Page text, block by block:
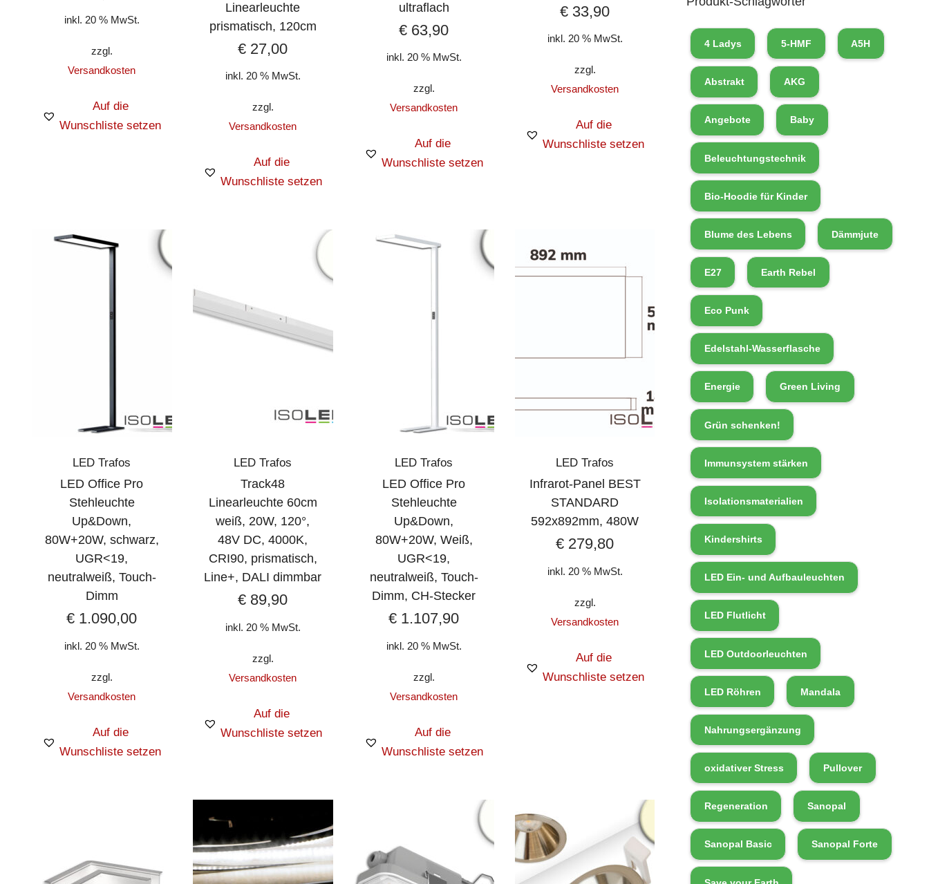
inkl. 20 % MwSt.
zzgl.
Versandkosten
Auf die
Wunschliste setzen
Linearleuchte
prismatisch, 120cm
€ 27,00
inkl. 20 % MwSt.
zzgl.
Versandkosten
Auf die
Wunschliste setzen
ultraflach
€ 63,90
inkl. 20 % MwSt.
zzgl.
Versandkosten
Auf die
Wunschliste setzen
€ 33,90
inkl. 20 % MwSt.
zzgl.
Versandkosten
Auf die
Wunschliste setzen
LED Trafos
LED Office Pro
Stehleuchte
Up&Down,
80W+20W, schwarz,
UGR<19,
neutralweiß, Touch-
Dimm
€ 1.090,00
inkl. 20 % MwSt.
zzgl.
Versandkosten
Auf die
Wunschliste setzen
LED Trafos
Track48
Linearleuchte 60cm
weiß, 20W, 120°,
48V DC, 4000K,
CRI90, prismatisch,
Line+, DALI dimmbar
€ 89,90
inkl. 20 % MwSt.
zzgl.
Versandkosten
Auf die
Wunschliste setzen
LED Trafos
LED Office Pro
Stehleuchte
Up&Down,
80W+20W, Weiß,
UGR<19,
neutralweiß, Touch-
Dimm, CH-Stecker
€ 1.107,90
inkl. 20 % MwSt.
zzgl.
Versandkosten
Auf die
Wunschliste setzen
LED Trafos
Infrarot-Panel BEST
STANDARD
592x892mm, 480W
€ 279,80
inkl. 20 % MwSt.
zzgl.
Versandkosten
Auf die
Wunschliste setzen
4 Ladys 5-HMF A5H
Abstrakt AKG
Angebote Baby
Beleuchtungstechnik
Bio-Hoodie für Kinder
Blume des Lebens Dämmjute
E27 Earth Rebel
Eco Punk
Edelstahl-Wasserflasche
Energie Green Living
Grün schenken!
Immunsystem stärken
Isolationsmaterialien
Kindershirts
LED Ein- und Aufbauleuchten
LED Flutlicht
LED Outdoorleuchten
LED Röhren Mandala
Nahrungsergänzung
oxidativer Stress Pullover
Regeneration Sanopal
Sanopal Basic Sanopal Forte